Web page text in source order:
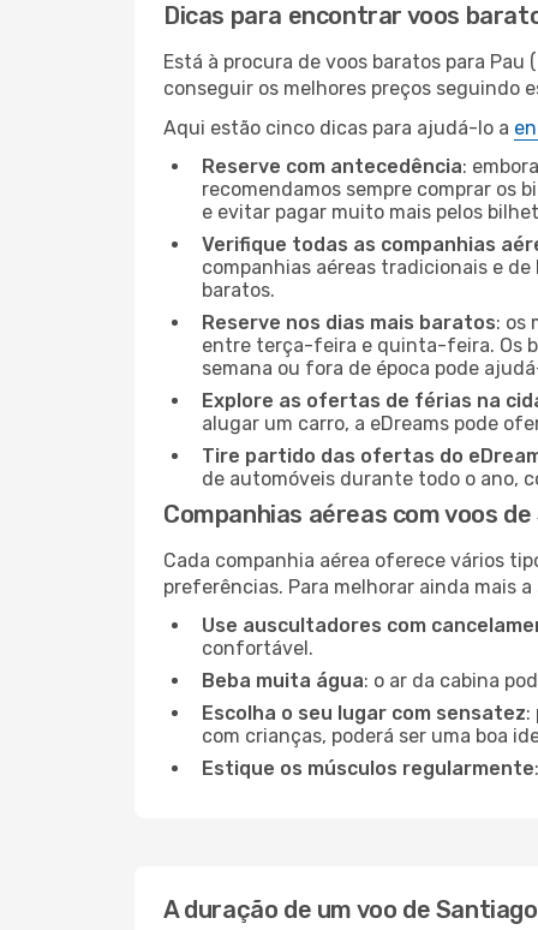
Dicas para encontrar voos
Está à procura de voos baratos para Pau
conseguir os melhores preços seguindo
Aqui estão cinco dicas para ajudá-lo a
Reserve com antecedência:
recomendamos sempre comprar os
e evitar pagar muito mais pelos
Verifique todas as companhias
companhias aéreas tradicionais e
baratos.
Reserve nos dias mais baratos: os
entre terça-feira e quinta-feira. Os
semana ou fora de época pode
Explore as ofertas de férias na
alugar um carro, a eDreams pode
Tire partido das ofertas do
de automóveis durante todo o ano,
Companhias aéreas com voos
Cada companhia aérea oferece vários
preferências. Para melhorar ainda mais
Use auscultadores com
confortável.
Beba muita água: o ar da cabina
Escolha o seu lugar com sensatez:
com crianças, poderá ser uma boa
Estique os músculos regularmente
A duração de um voo de